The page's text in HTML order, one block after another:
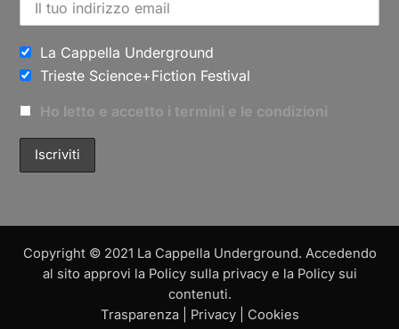
La Cappella Underground
Trieste Science+Fiction Festival
Ho letto e accetto i termini e le condizioni
Copyright © 2021 La Cappella Underground. Accedendo
al sito approvi la Policy sulla privacy e la Policy sui
contenuti.
Trasparenza| Privacy| Cookies